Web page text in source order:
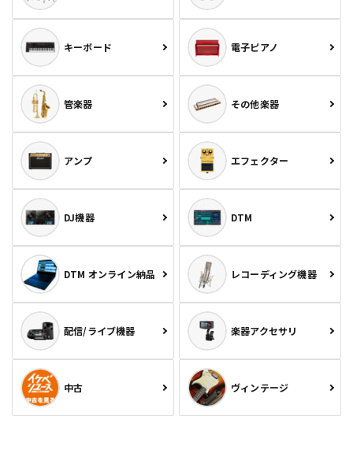
キーボード 電子ピアノ
管楽器 その他楽器
アンプ エフェクター
DJ機器 DTM
DTM オンライン納品 レコーディング機器
配信/ライブ機器 楽器アクセサリ
中古 ヴィンテージ